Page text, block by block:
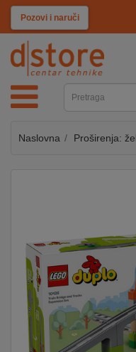
Pozovi i naruči
KATEGORIJE
TV
SAT
MOBILNI
KABLOVI
KUĆANSKI
APARATI
Naslovna Proširenja: